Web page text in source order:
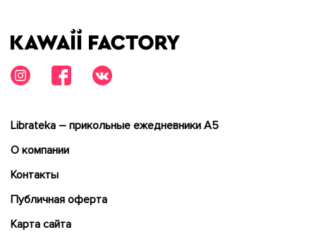
Librateka – прикольные ежедневники А5
О компании
Контакты
Публичная оферта
Карта сайта